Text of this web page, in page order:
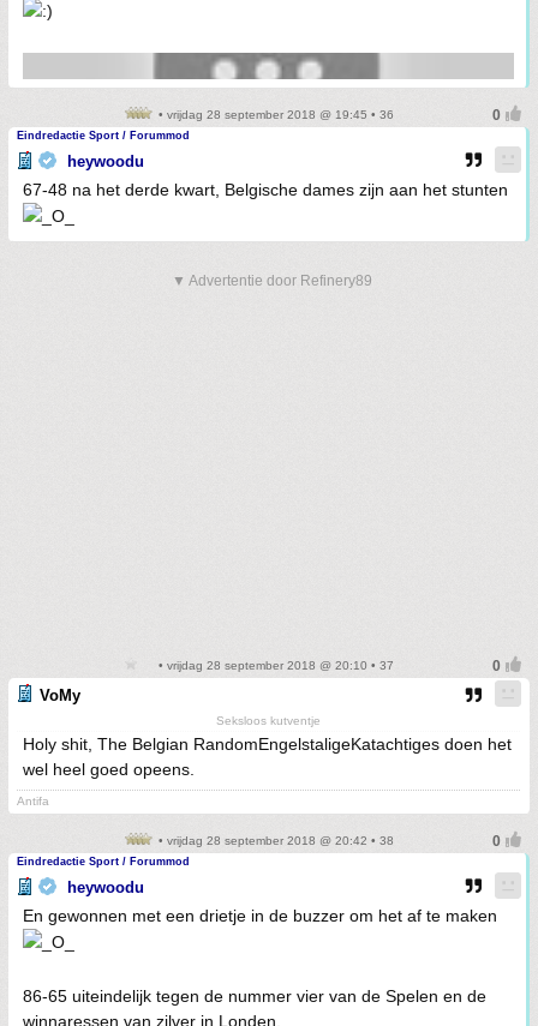
• vrijdag 28 september 2018 @ 19:45 • 36
Eindredactie Sport / Forummod
heywoodu
67-48 na het derde kwart, Belgische dames zijn aan het stunten
▼ Advertentie door Refinery89
• vrijdag 28 september 2018 @ 20:10 • 37
VoMy
Seksloos kutventje
Holy shit, The Belgian RandomEngelstaligeKatachtiges doen het
wel heel goed opeens.
Antifa
• vrijdag 28 september 2018 @ 20:42 • 38
Eindredactie Sport / Forummod
heywoodu
En gewonnen met een drietje in de buzzer om het af te maken
86-65 uiteindelijk tegen de nummer vier van de Spelen en de
winnaressen van zilver in Londen.